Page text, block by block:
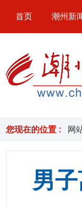
首页 潮州新
您现在的位置 : 网
男